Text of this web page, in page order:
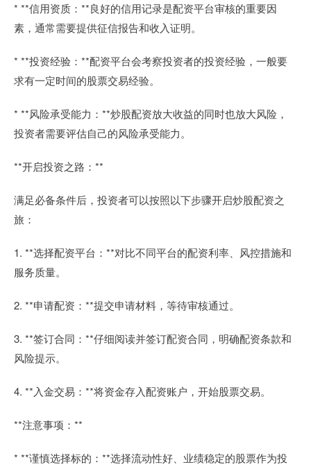
* **信用资质：**良好的信用记录是配资平台审核的重要因
素，通常需要提供征信报告和收入证明。
* **投资经验：**配资平台会考察投资者的投资经验，一般要
求有一定时间的股票交易经验。
* **风险承受能力：**炒股配资放大收益的同时也放大风险，
投资者需要评估自己的风险承受能力。
**开启投资之路：**
满足必备条件后，投资者可以按照以下步骤开启炒股配资之
旅：
1. **选择配资平台：**对比不同平台的配资利率、风控措施和
服务质量。
2. **申请配资：**提交申请材料，等待审核通过。
3. **签订合同：**仔细阅读并签订配资合同，明确配资条款和
风险提示。
4. **入金交易：**将资金存入配资账户，开始股票交易。
**注意事项：**
* **谨慎选择标的：**选择流动性好、业绩稳定的股票作为投